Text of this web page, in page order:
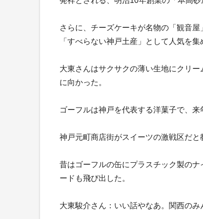
さらに、チーズケーキが名物の「観音
「すべらない神戸土産」として人気を集
大東さんはサクサクの薄い生地にクリ
に向かった。
ゴーフルは神戸を代表する洋菓子で、来
神戸元町商店街がスイーツの激戦区だと
昔はゴーフルの缶にプラスチック製の
ードも飛び出した。
大東駿介さん：いい話やなあ。関西の